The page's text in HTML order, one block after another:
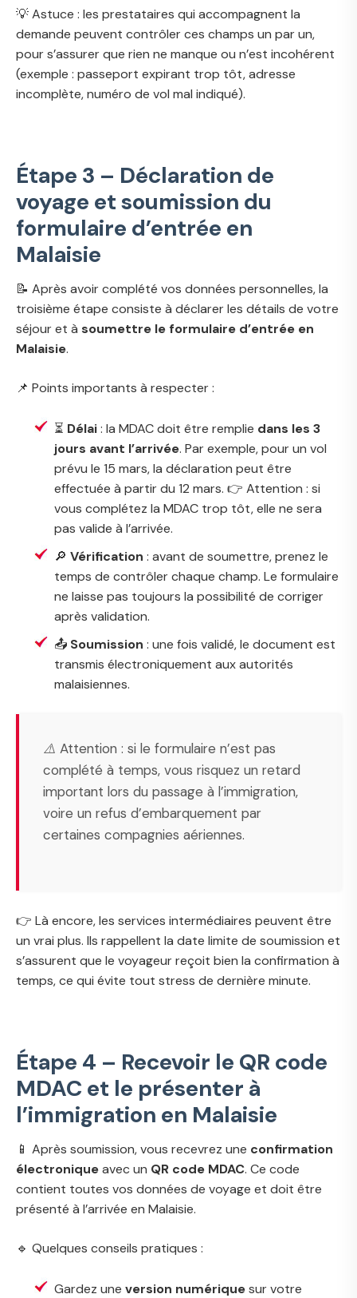
💡 Astuce : les prestataires qui accompagnent la
demande peuvent contrôler ces champs un par un,
pour s’assurer que rien ne manque ou n’est incohérent
(exemple : passeport expirant trop tôt, adresse
incomplète, numéro de vol mal indiqué).
Étape 3 – Déclaration de
voyage et soumission du
formulaire d’entrée en
Malaisie
📝 Après avoir complété vos données personnelles, la
troisième étape consiste à déclarer les détails de votre
séjour et à soumettre le formulaire d’entrée en
Malaisie.
📌 Points importants à respecter :
⏳ Délai: la MDAC doit être remplie dans les 3
jours avant l’arrivée. Par exemple, pour un vol
prévu le 15 mars, la déclaration peut être
effectuée à partir du 12 mars. 👉 Attention : si
vous complétez la MDAC trop tôt, elle ne sera
pas valide à l’arrivée.
🔎 Vérification : avant de soumettre, prenez le
temps de contrôler chaque champ. Le formulaire
ne laisse pas toujours la possibilité de corriger
après validation.
📤 Soumission : une fois validé, le document est
transmis électroniquement aux autorités
malaisiennes.
⚠️ Attention : si le formulaire n’est pas
complété à temps, vous risquez un retard
important lors du passage à l’immigration,
voire un refus d’embarquement par
certaines compagnies aériennes.
👉 Là encore, les services intermédiaires peuvent être
un vrai plus. Ils rappellent la date limite de soumission et
s’assurent que le voyageur reçoit bien la confirmation à
temps, ce qui évite tout stress de dernière minute.
Étape 4 – Recevoir le QR code
MDAC et le présenter à
l’immigration en Malaisie
📱 Après soumission, vous recevrez une confirmation
électroniqueavec un QR code MDAC. Ce code
contient toutes vos données de voyage et doit être
présenté à l’arrivée en Malaisie.
🔹 Quelques conseils pratiques :
Gardez une version numériquesur votre